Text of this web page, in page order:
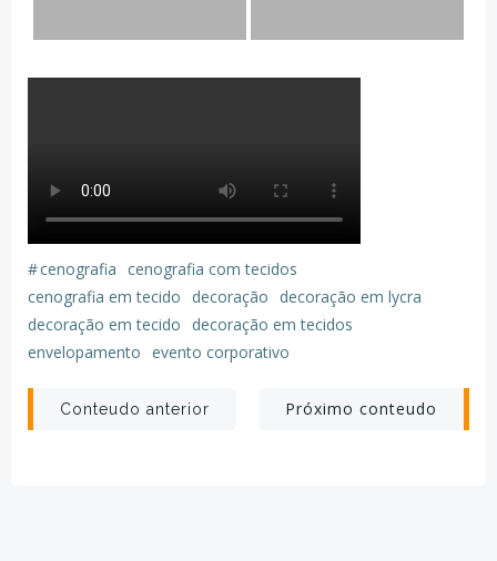
#cenografia cenografia com tecidos
cenografia em tecido
decoração
decoração em lycra
decoração em tecido
decoração em tecidos
envelopamento evento corporativo
Post
Conteudo anterior
Post
Próximo conteudo